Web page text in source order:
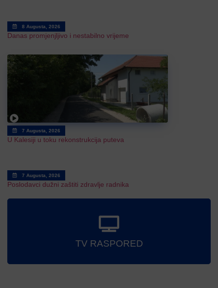
8 Augusta, 2026
Danas promjenjljivo i nestabilno vrijeme
7 Augusta, 2026
U Kalesiji u toku rekonstrukcija puteva
7 Augusta, 2026
Poslodavci dužni zaštiti zdravlje radnika
TV RASPORED